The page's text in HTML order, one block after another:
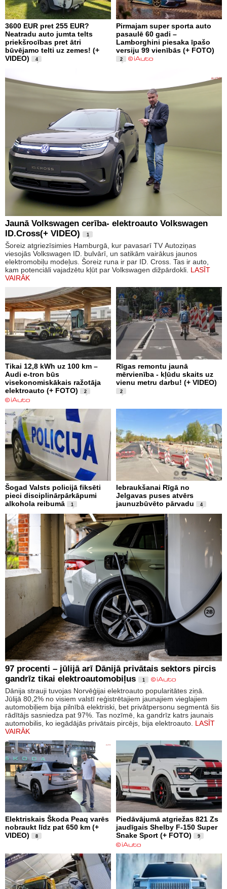
3600 EUR pret 255 EUR?
Neatradu auto jumta telts
priekšrocības pret ātri
būvējamo telti uz zemes! (+
VIDEO)
4
Pirmajam super sporta auto
pasaulē 60 gadi –
Lamborghini piesaka īpašo
versiju 99 vienībās (+ FOTO)
2
Jaunā Volkswagen cerība- elektroauto Volkswagen
ID.Cross(+ VIDEO)
1
Šoreiz atgriezīsimies Hamburgā, kur pavasarī TV Autoziņas
viesojās Volkswagen ID. bulvārī, un satikām vairākus jaunos
elektromobiļu modeļus. Šoreiz runa ir par ID. Cross. Tas ir auto,
kam potenciāli vajadzētu kļūt par Volkswagen dižpārdokli. LASĪT
VAIRĀK
Tikai 12,8 kWh uz 100 km –
Audi e-tron būs
visekonomiskākais ražotāja
elektroauto (+ FOTO)
2
Rīgas remontu jaunā
mērvienība - kļūdu skaits uz
vienu metru darbu! (+ VIDEO)
2
Šogad Valsts policijā fiksēti
pieci disciplinārpārkāpumi
alkohola reibumā
1
Iebraukšanai Rīgā no
Jelgavas puses atvērs
jaunuzbūvēto pārvadu
4
97 procenti – jūlijā arī Dānijā privātais sektors pircis
gandrīz tikai elektroautomobiļus
1
Dānija strauji tuvojas Norvēģijai elektroauto popularitātes ziņā.
Jūlijā 80,2% no visiem valstī reģistrētajiem jaunajiem vieglajiem
automobiļiem bija pilnībā elektriski, bet privātpersonu segmentā šis
rādītājs sasniedza pat 97%. Tas nozīmē, ka gandrīz katrs jaunais
automobilis, ko iegādājās privātais pircējs, bija elektroauto. LASĪT
VAIRĀK
Elektriskais Škoda Peaq varēs
nobraukt līdz pat 650 km (+
VIDEO)
8
Piedāvājumā atgriežas 821 Zs
jaudīgais Shelby F-150 Super
Snake Sport (+ FOTO)
9